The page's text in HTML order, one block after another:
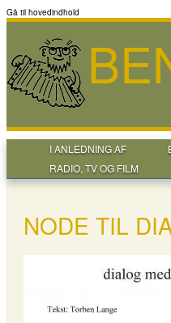
Gå til hovedindhold
I ANLEDNING AF
RADIO, TV OG FILM
NODE TIL